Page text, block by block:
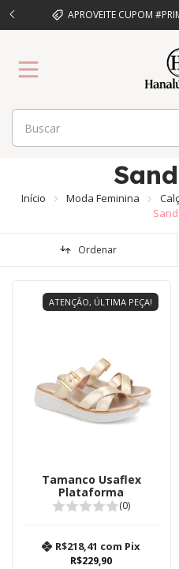
DE APROVEITE CUPOM
Início Moda Feminina
Ordenar
ATENÇÃO, ÚLTIMA PEÇA!
Tamanco Usaflex
Plataforma
(0)
R$229,90
R$218,41 com Pix